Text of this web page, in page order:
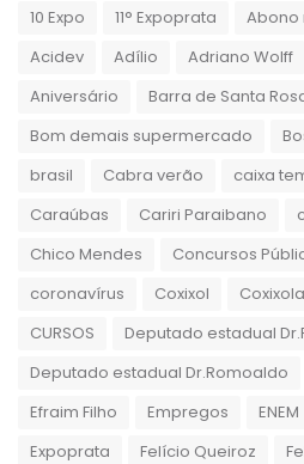
10 Expo 11° Expoprata Abono
Acidev
Adílio Adriano Wolff
Aniversário
Barra de Santa
Bom demais supermercado
brasil
Cabra verão caixa
Caraúbas
Cariri Paraibano
Chico Mendes
Concursos
coronavírus
Coxixol Coxixola
CURSOS
Deputado estadual
Deputado estadual Dr.Romoaldo
Efraim Filho
Empregos ENEM
Expoprata
Felício Queiroz